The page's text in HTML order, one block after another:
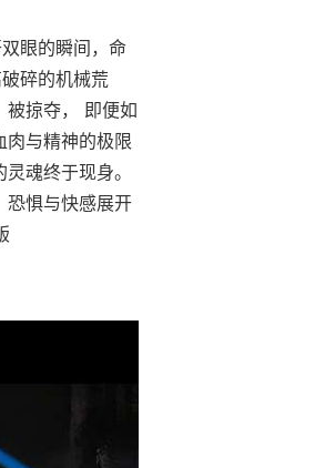
眼的瞬间，命
碎的机械荒
掠夺， 即便如
肉与精神的极限
魂终于现身。
恐惧与快感展开